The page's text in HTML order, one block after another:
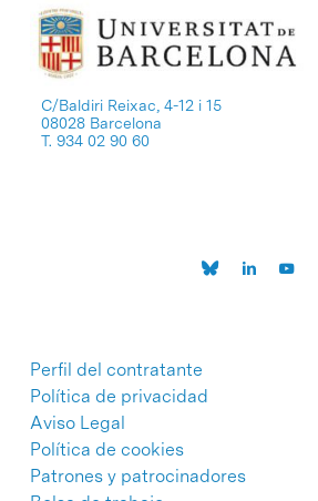
C/Baldiri Reixac, 4-12 i 15
08028 Barcelona
T. 934 02 90 60
Perfil del contratante
Política de privacidad
Aviso Legal
Política de cookies
Patrones y patrocinadores